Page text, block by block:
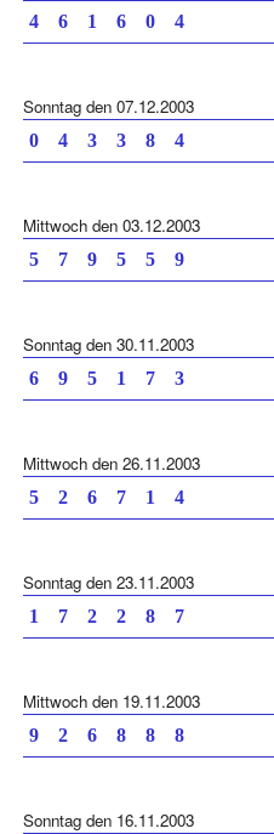
4 6 1 6 0 4
Sonntag den 07.12.2003
0 4 3 3 8 4
Mittwoch den 03.12.2003
5 7 9 5 5 9
Sonntag den 30.11.2003
6 9 5 1 7 3
Mittwoch den 26.11.2003
5 2 6 7 1 4
Sonntag den 23.11.2003
1 7 2 2 8 7
Mittwoch den 19.11.2003
9 2 6 8 8 8
Sonntag den 16.11.2003